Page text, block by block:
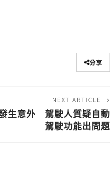
分享
NEXT ARTICLE
生意外 駕駛人質疑自動
駕駛功能出問題